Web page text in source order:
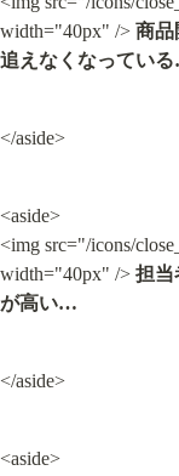
width="40px" /> 商品
追えなくなってい
</aside>
<aside>
<img src="/icons/
width="40px" /> 担当
が高い…
</aside>
<aside>